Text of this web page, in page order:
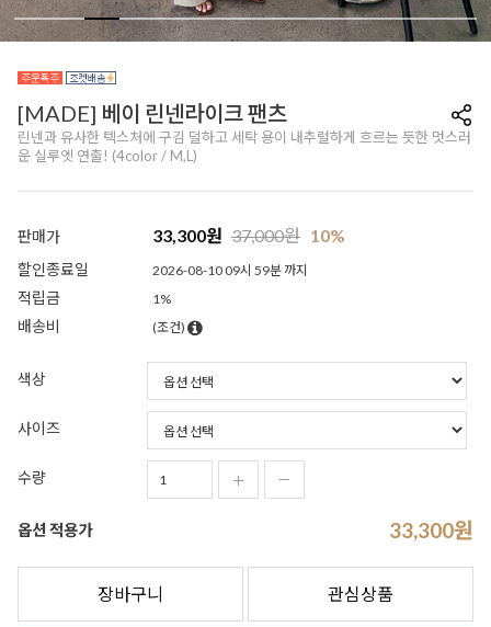
[MADE] 베이 린넨라이크 팬츠
린넨과 유사한 텍스처에 구김 덜하고 세탁 용이 내추럴하게 흐르는 듯한 멋스러
운 실루엣 연출! (4color / M,L)
판매가 33,300원 37,000원 10%
할인종료일 2026-08-10 09시 59분 까지
적립금 1%
배송비 (조건)
색상
사이즈
수량
옵션 적용가 33,300원
장바구니 관심상품